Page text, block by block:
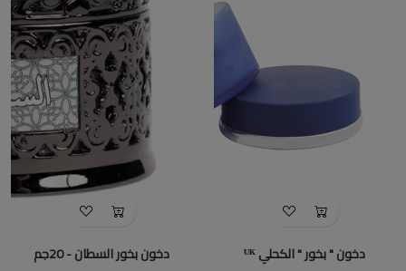
دخون " بخور " الكحلي ᵁᴷ دخون بخور السطان - 20جم